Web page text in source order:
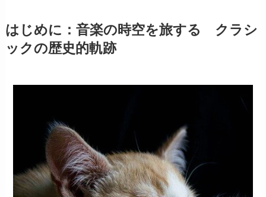
はじめに：音楽の時空を旅する クラシ
ックの歴史的軌跡